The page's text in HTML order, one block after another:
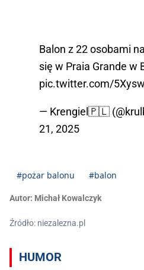
Balon z 22 osobami
się w Praia Grande w
pic.twitter.com/
— Krengiel🇵🇱
21, 2025
#pożar balonu #balon
Autor: Michał Kowalczyk
Źródło: niezalezna.pl
HUMOR